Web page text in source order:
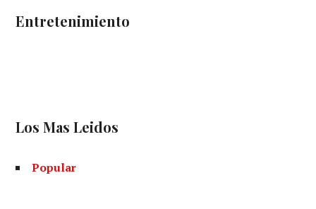
Entretenimiento
Los Mas Leidos
Popular